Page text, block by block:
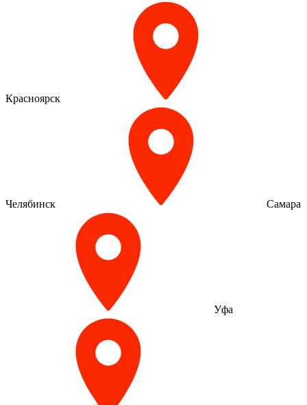
Красноярск
Челябинск Самара
Уфа